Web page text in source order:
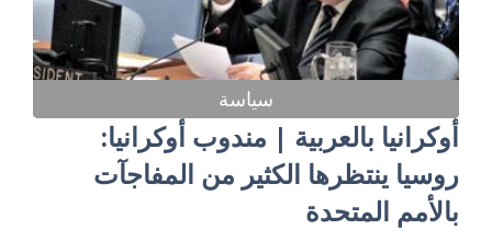
سياسة
أوكرانيا بالعربية | مندوب أوكرانيا:
روسيا ينتظرها الكثير من المفاجآت
بالأمم المتحدة